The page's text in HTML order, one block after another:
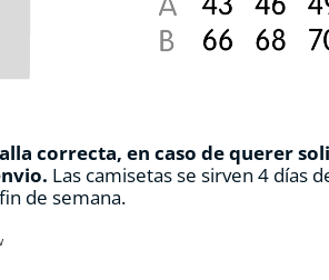
correcta, en caso de querer
Las camisetas se sirven 4 días
de semana.